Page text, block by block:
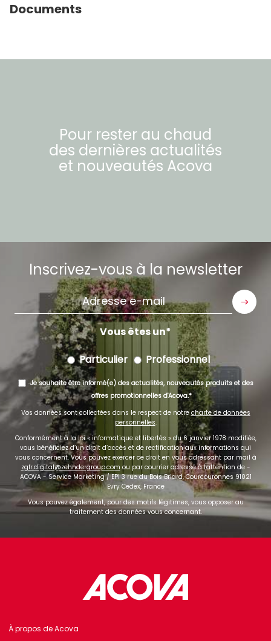
Documents
Pour rester au chaud
des dernières actualités
et nouveautés Acova
Inscrivez-vous à la newsletter
Adresse
e-
mail
Vous êtes un
Particulier
Professionnel
Je souhaite être informé(e) des actualités, nouveautés produits et des
offres promotionnelles d'Acova.
Vos données sont collectées dans le respect de notre charte de données
personnelles.
Conformément à la loi « informatique et libertés » du 6 janvier 1978 modifiée,
vous bénéficiez d’un droit d’accès et de rectification aux informations qui
vous concernent. Vous pouvez exercer ce droit en vous adressant par mail à
zgfr.digital@zehndergroup.com ou par courrier adressé à l'attention de -
ACOVA - Service Marketing / EPI 3 rue du Bois Briard, Courcouronnes 91021
Evry Cedex, France
Vous pouvez également, pour des motifs légitimes, vous opposer au
traitement des données vous concernant.
À propos de Acova